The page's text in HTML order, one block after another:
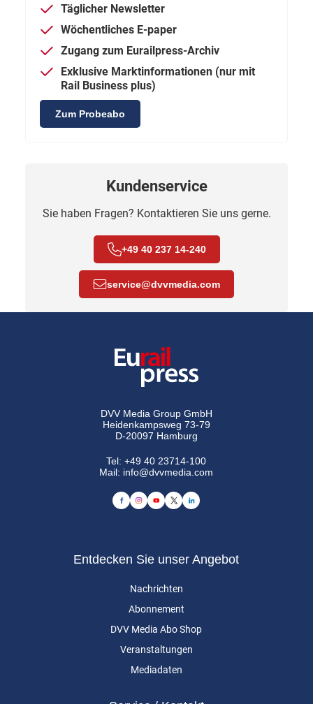
Täglicher Newsletter
Wöchentliches E-paper
Zugang zum Eurailpress-Archiv
Exklusive Marktinformationen (nur mit
Rail Business plus)
Zum Probeabo
Kundenservice
Sie haben Fragen? Kontaktieren Sie uns gerne.
+49 40 237 14-240
service@dvvmedia.com
DVV Media Group GmbH
Heidenkampsweg 73-79
D-20097 Hamburg
Tel:+49 40 23714-100
Mail: info@dvvmedia.com
Entdecken Sie unser Angebot
Nachrichten
Abonnement
DVV Media Abo Shop
Veranstaltungen
Mediadaten